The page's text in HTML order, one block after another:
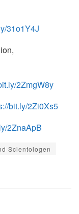
31o1Y4J
2ZmgW8y
bit.ly/2Zi0Xs5
2ZnaApB
Scientologen